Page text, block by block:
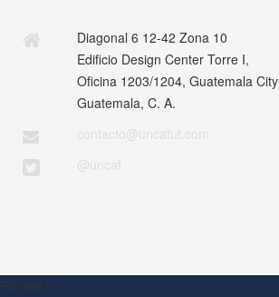
Diagonal 6 12-42 Zona 10
Edificio Design Center Torre I,
Oficina 1203/1204, Guatemala City
Guatemala, C. A.
contacto@uncafut.com
@uncaf